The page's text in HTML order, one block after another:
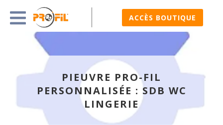
ACCÈS BOUTIQUE
PIEUVRE PRO-FIL
PERSONNALISÉE : SDB WC
LINGERIE